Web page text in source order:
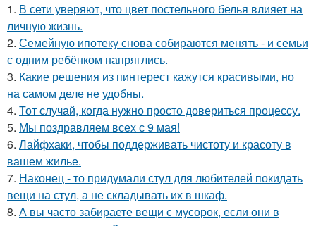
1. В сети уверяют, что цвет постельного белья влияет на
личную жизнь.
2. Семейную ипотеку снова собираются менять - и семьи
с одним ребёнком напряглись.
3. Какие решения из пинтерест кажутся красивыми, но
на самом деле не удобны.
4. Тот случай, когда нужно просто довериться процессу.
5. Мы поздравляем всех с 9 мая!
6. Лайфхаки, чтобы поддерживать чистоту и красоту в
вашем жилье.
7. Наконец - то придумали стул для любителей покидать
вещи на стул, а не складывать их в шкаф.
8. А вы часто забираете вещи с мусорок, если они в